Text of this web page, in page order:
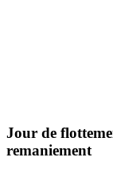
Jour de
remaniement